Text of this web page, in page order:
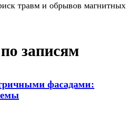
травм и обрывов магнитных
записям
фасадами: